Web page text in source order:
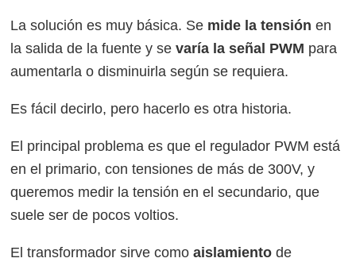
La solución es muy básica. Se mide la tensión en
la salida de la fuente y sevaría la señal PWM para
aumentarla o disminuirla según se requiera.
Es fácil decirlo, pero hacerlo es otra historia.
El principal problema es que el regulador PWM está
en el primario, con tensiones de más de 300V, y
queremos medir la tensión en el secundario, que
suele ser de pocos voltios.
El transformador sirve comoaislamiento de